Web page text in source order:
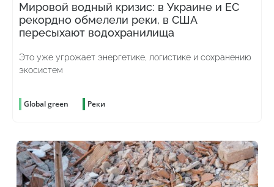
Мировой водный кризис: в Украине и ЕС
рекордно обмелели реки, в США
пересыхают водохранилища
Это уже угрожает энергетике, логистике и сохранению
экосистем
Global green Реки